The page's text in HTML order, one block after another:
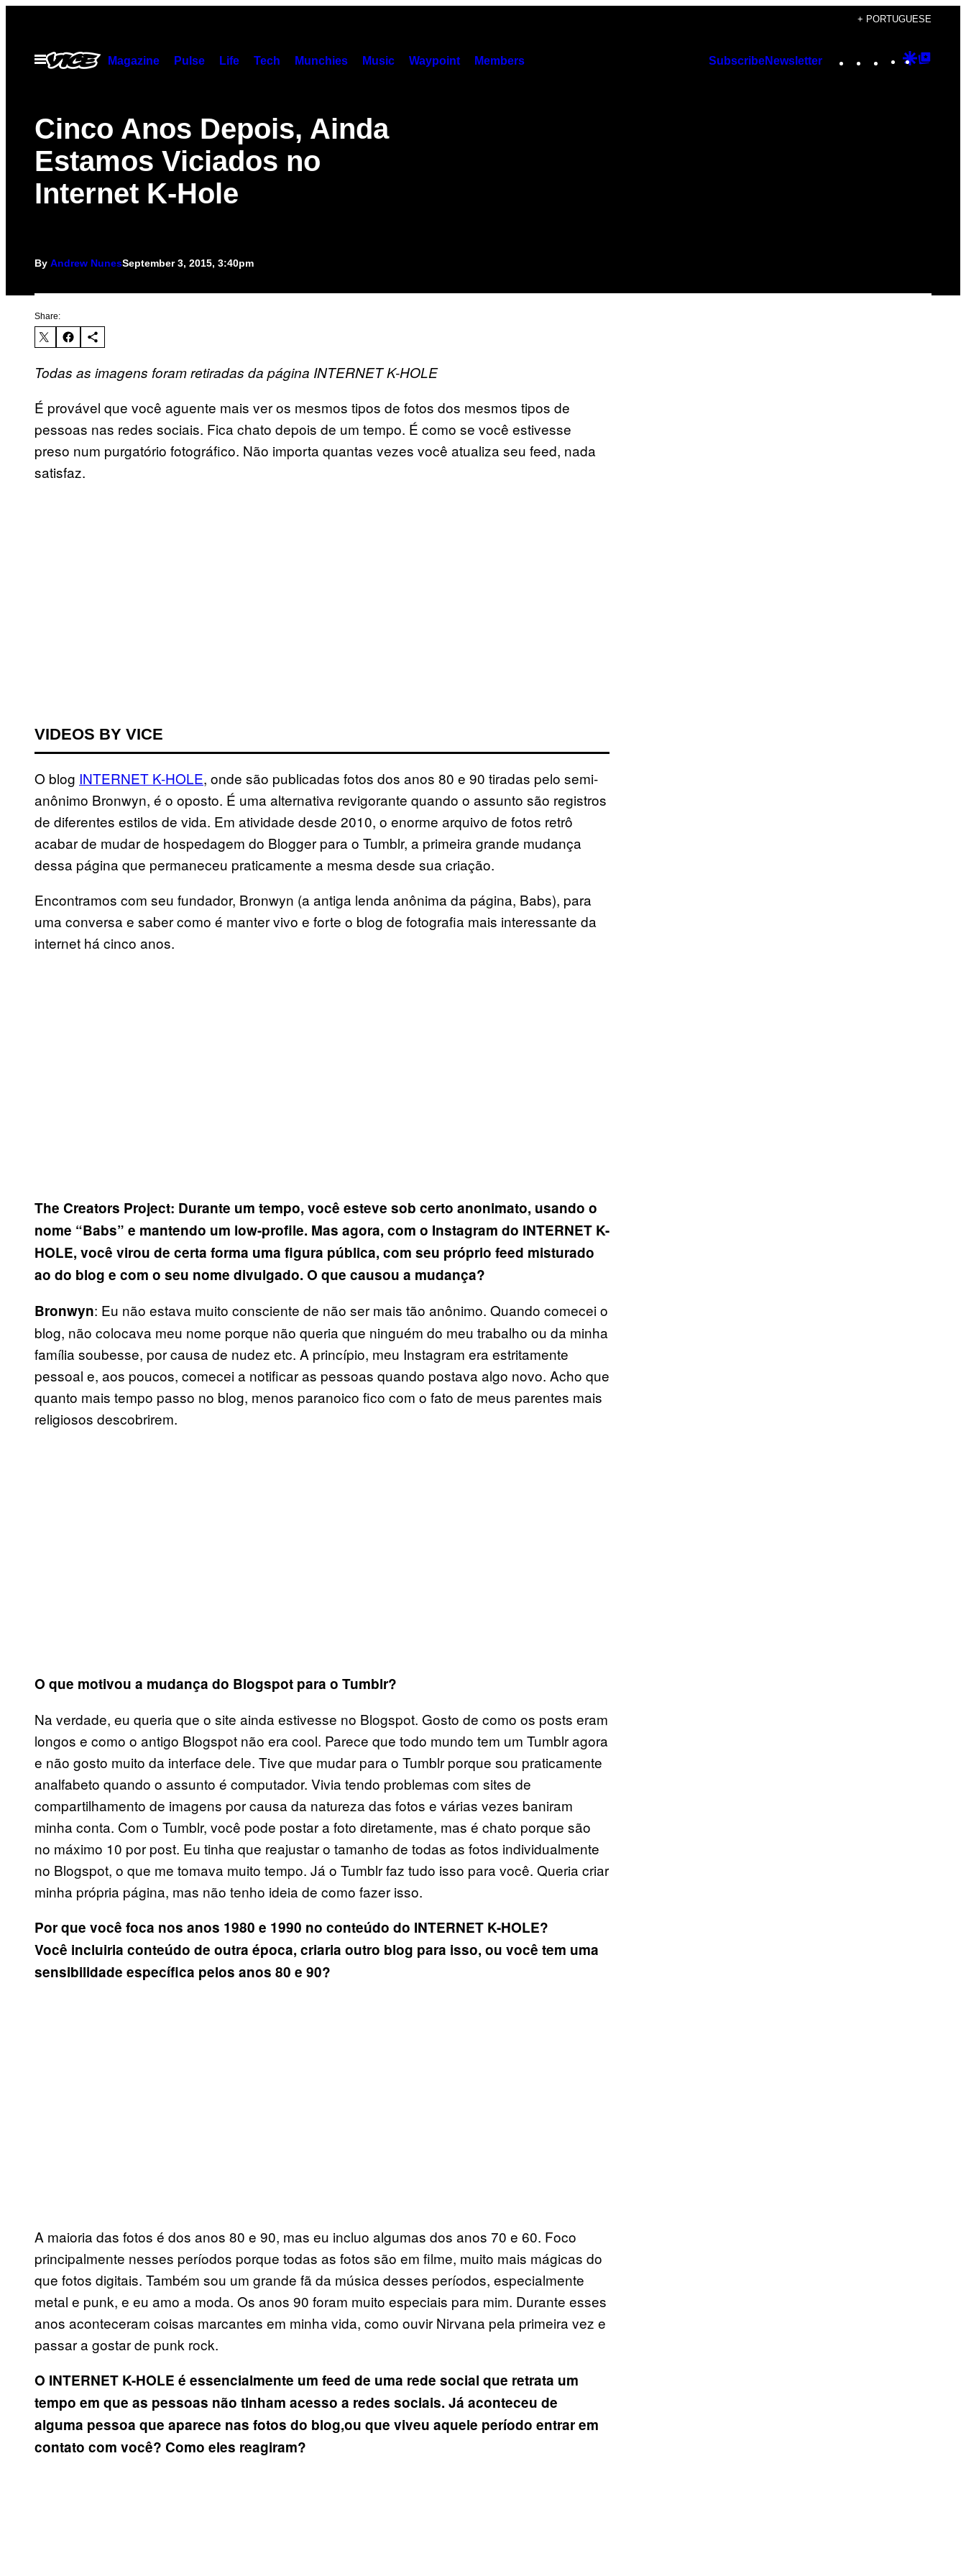
content
+ PORTUGUESE
Open
Menu
Magazine Pulse Life Tech Munchies Music Waypoint Members SubscribeNewsletter Instagram
TikTok
YouTube
Google
Cinco Anos Depois, Ainda
Estamos Viciados no
Internet K-Hole
By Andrew NunesSeptember 3, 2015, 3:40pm
Share:
Todas as imagens foram retiradas da página INTERNET K-HOLE
É provável que você aguente mais ver os mesmos tipos de fotos dos mesmos tipos de
pessoas nas redes sociais. Fica chato depois de um tempo. É como se você estivesse
preso num purgatório fotográfico. Não importa quantas vezes você atualiza seu feed, nada
satisfaz.
VIDEOS BY VICE
O blog INTERNET K-HOLE, onde são publicadas fotos dos anos 80 e 90 tiradas pelo semi-
anônimo Bronwyn, é o oposto. É uma alternativa revigorante quando o assunto são registros
de diferentes estilos de vida. Em atividade desde 2010, o enorme arquivo de fotos retrô
acabar de mudar de hospedagem do Blogger para o Tumblr, a primeira grande mudança
dessa página que permaneceu praticamente a mesma desde sua criação.
Encontramos com seu fundador, Bronwyn (a antiga lenda anônima da página, Babs), para
uma conversa e saber como é manter vivo e forte o blog de fotografia mais interessante da
internet há cinco anos.
The Creators Project: Durante um tempo, você esteve sob certo anonimato, usando o
nome “Babs” e mantendo um low-profile. Mas agora, com o Instagram do INTERNET K-
HOLE, você virou de certa forma uma figura pública, com seu próprio feed misturado
ao do blog e com o seu nome divulgado. O que causou a mudança?
Bronwyn: Eu não estava muito consciente de não ser mais tão anônimo. Quando comecei o
blog, não colocava meu nome porque não queria que ninguém do meu trabalho ou da minha
família soubesse, por causa de nudez etc. A princípio, meu Instagram era estritamente
pessoal e, aos poucos, comecei a notificar as pessoas quando postava algo novo. Acho que
quanto mais tempo passo no blog, menos paranoico fico com o fato de meus parentes mais
religiosos descobrirem.
O que motivou a mudança do Blogspot para o Tumblr?
Na verdade, eu queria que o site ainda estivesse no Blogspot. Gosto de como os posts eram
longos e como o antigo Blogspot não era cool. Parece que todo mundo tem um Tumblr agora
e não gosto muito da interface dele. Tive que mudar para o Tumblr porque sou praticamente
analfabeto quando o assunto é computador. Vivia tendo problemas com sites de
compartilhamento de imagens por causa da natureza das fotos e várias vezes baniram
minha conta. Com o Tumblr, você pode postar a foto diretamente, mas é chato porque são
no máximo 10 por post. Eu tinha que reajustar o tamanho de todas as fotos individualmente
no Blogspot, o que me tomava muito tempo. Já o Tumblr faz tudo isso para você. Queria criar
minha própria página, mas não tenho ideia de como fazer isso.
Por que você foca nos anos 1980 e 1990 no conteúdo do INTERNET K-HOLE?
Você incluiria conteúdo de outra época, criaria outro blog para isso, ou você tem uma
sensibilidade específica pelos anos 80 e 90?
A maioria das fotos é dos anos 80 e 90, mas eu incluo algumas dos anos 70 e 60. Foco
principalmente nesses períodos porque todas as fotos são em filme, muito mais mágicas do
que fotos digitais. Também sou um grande fã da música desses períodos, especialmente
metal e punk, e eu amo a moda. Os anos 90 foram muito especiais para mim. Durante esses
anos aconteceram coisas marcantes em minha vida, como ouvir Nirvana pela primeira vez e
passar a gostar de punk rock.
O INTERNET K-HOLE é essencialmente um feed de uma rede social que retrata um
tempo em que as pessoas não tinham acesso a redes sociais. Já aconteceu de
alguma pessoa que aparece nas fotos do blog,ou que viveu aquele período entrar em
contato com você? Como eles reagiram?